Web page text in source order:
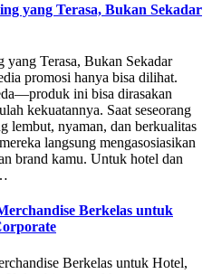
yang Terasa, Bukan Sekadar
Terasa, Bukan Sekadar
promosi hanya bisa dilihat.
ini bisa dirasakan
kekuatannya. Saat seseorang
lembut, nyaman, dan berkualitas
langsung mengasosiasikan
brand kamu. Untuk hotel dan
Berkelas untuk
Berkelas untuk Hotel,